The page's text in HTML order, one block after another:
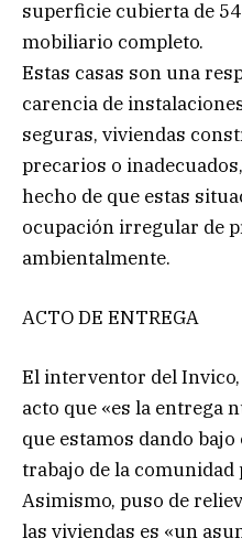
superficie cubierta de
mobiliario completo.
Estas casas son una
carencia de
seguras, viviendas
precarios o
hecho de que estas
ocupación irregular de
ambientalmente.
ACTO DE ENTREGA
El interventor del
acto que «es la entrega
que estamos dando
trabajo de la comunidad
Asimismo, puso de
las viviendas es «un